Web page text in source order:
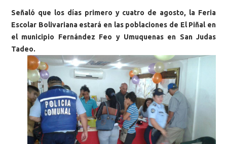
Señaló que los días primero y cuatro de agosto, la Feria
Escolar Bolivariana estará en las poblaciones de El Piñal en
el municipio Fernández Feo y Umuquenas en San Judas
Tadeo.